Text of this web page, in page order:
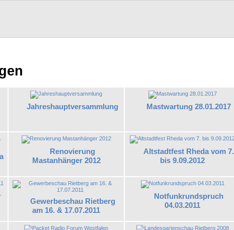
Jahreshauptversammlung Mastwartung 28.01.2017
Renovierung
Mastanhänger 2012
Altstadtfest Rheda vom 7.
bis 9.09.2012
Gewerbeschau Rietberg
am 16. & 17.07.2011
Notfunkrundspruch
04.03.2011